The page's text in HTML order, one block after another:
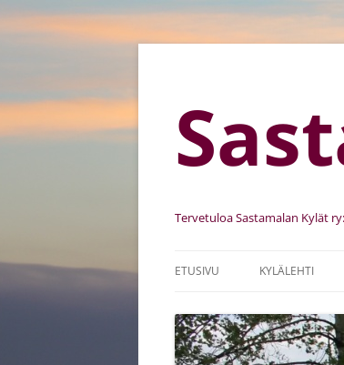
Tervetuloa Sastamalan Kylät
ETUSIVU
SÄÄNNÖT
KYLÄLEHTI